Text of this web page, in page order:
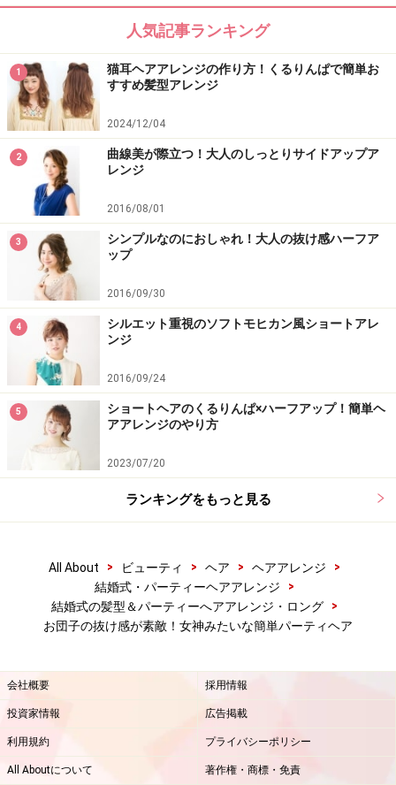
上手く仕上げるポイント
顔まわりの髪をリバースで巻き、動きを出すのが、大人
っぽく華やかに見せるコツ。最初にポニーテールを作る
位置で印象が変わりますが、あごと耳をつなぐ延長線上
のゴールデンポイントのやや下側がベストポジション。
下過ぎると華やかさに欠けて、上過ぎるとやり過ぎ感が
出るので注意。
顔まわりの後れ毛とおだんごの高さがポイント
サイド＆バック
hair&make 榎本 将人（afloat）
人気記事ランキング
1
猫耳ヘアアレンジの作り方！くるりんぱで簡単お
すすめ髪型アレンジ
2024/12/04
2
曲線美が際立つ！大人のしっとりサイドアップア
レンジ
2016/08/01
3
シンプルなのにおしゃれ！大人の抜け感ハーフア
ップ
2016/09/30
4
シルエット重視のソフトモヒカン風ショートアレ
ンジ
2016/09/24
5
ショートヘアのくるりんぱ×ハーフアップ！簡単ヘ
アアレンジのやり方
2023/07/20
ランキングをもっと見る
All About > ビューティ > ヘア > ヘアアレンジ
>
結婚式・パーティーヘアアレンジ
>
結婚式の髪型＆パーティーへアアレンジ・ロング
>
お団子の抜け感が素敵！女神みたいな簡単パーティヘア
会社概要 採用情報
投資家情報 広告掲載
利用規約 プライバシーポリシー
All Aboutについて 著作権・商標・免責